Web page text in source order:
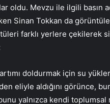
oldu. Mevzu ile ilgili basın
Sinan Tokkan da
farklı yerlere çekilerek
doldurmak için su
eliyle aldığını görünce,
yalnızca kendi toplumsal